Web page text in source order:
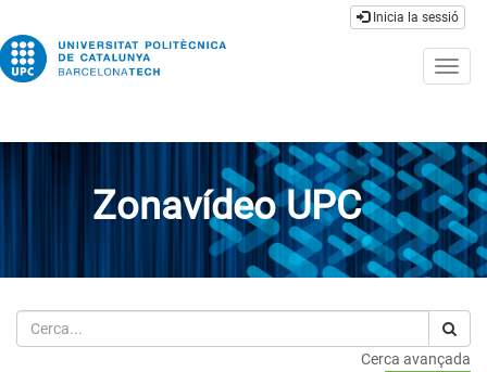
Inicia la sessió
Zonavídeo UPC
Cerca
Cerca avançada